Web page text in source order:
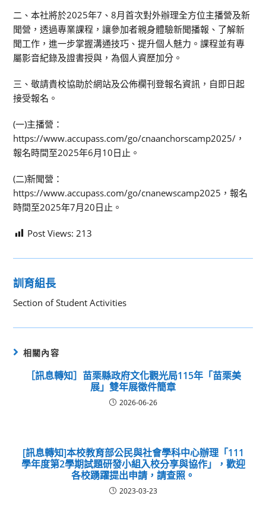
二、本社將於2025年7、8月首次對外辦理全方位主播營及新
聞營，透過專業課程，讓參加者親身體驗新聞播報、了解新
聞工作，進一步掌握溝通技巧、提升個人魅力。課程並有專
屬影音紀錄及證書授與，為個人資歷加分。
三、敬請貴校協助於網站及公佈欄刊登報名資訊，自即日起
接受報名。
(一)主播營：
https://www.accupass.com/go/cnaanchorscamp2025/，
報名時間至2025年6月10日止。
(二)新聞營：
https://www.accupass.com/go/cnanewscamp2025，報名
時間至2025年7月20日止。
Post Views: 213
訓育組長
Section of Student Activities
相關內容
［訊息轉知］苗栗縣政府文化觀光局115年「苗栗美
展」雙年展徵件簡章
2026-06-26
[訊息轉知]本校教育部公民與社會學科中心辦理「111
學年度第2學期試題研發小組入校分享與協作」，歡迎
各校踴躍提出申請，請查照。
2023-03-23